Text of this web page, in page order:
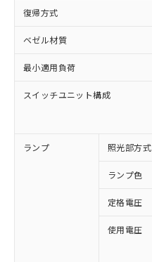
復帰方式
ベゼル材質
最小適用負荷
スイッチユニット構成
ランプ 照光部方式
ランプ色
定格電圧
使用電圧